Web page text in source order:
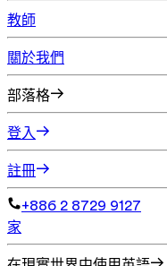
教師
關於我們
部落格
登入
註冊
+886 2 8729 9127
家